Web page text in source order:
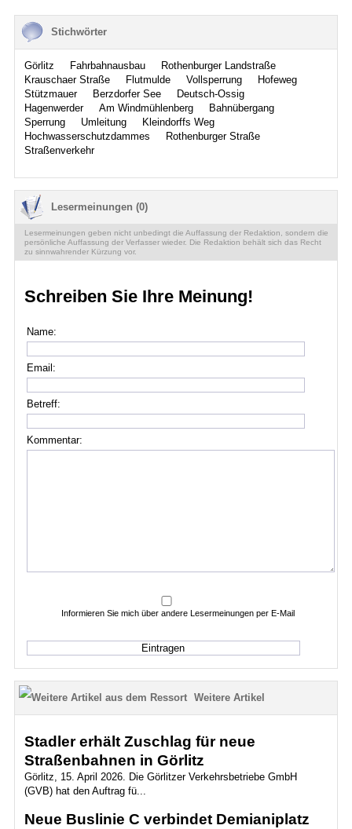
Stichwörter
Görlitz Fahrbahnausbau
Rothenburger Landstraße
Krauschaer Straße
Flutmulde Vollsperrung
Hofeweg
Stützmauer
Berzdorfer See
Deutsch-Ossig
Hagenwerder
Am Windmühlenberg
Bahnübergang
Sperrung
Umleitung
Kleindorffs Weg
Hochwasserschutzdammes
Rothenburger Straße
Straßenverkehr
Lesermeinungen (0)
Lesermeinungen geben nicht unbedingt die Auffassung der Redaktion, sondern die
persönliche Auffassung der Verfasser wieder. Die Redaktion behält sich das Recht
zu sinnwahrender Kürzung vor.
Schreiben Sie Ihre Meinung!
Name:
Email:
Betreff:
Kommentar:
Informieren Sie mich über andere Lesermeinungen per E-Mail
Weitere Artikel
Stadler erhält Zuschlag für neue
Straßenbahnen in Görlitz
Görlitz, 15. April 2026. Die Görlitzer Verkehrsbetriebe GmbH
(GVB) hat den Auftrag fü...
Neue Buslinie C verbindet Demianiplatz